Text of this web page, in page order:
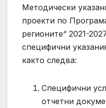
Методически
проекти по
регионите“ 2021-
специфични
както следва:
Специфични
отчетни